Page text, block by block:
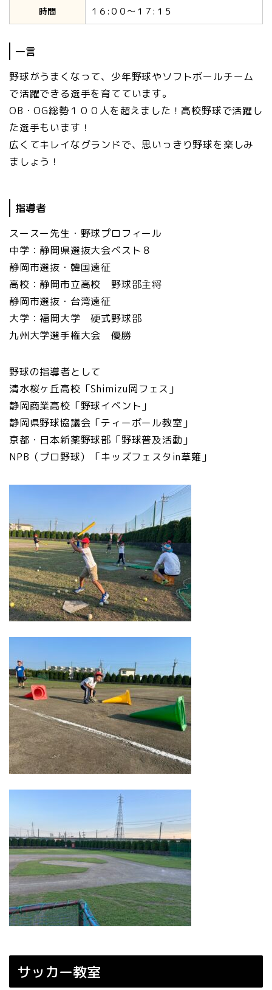
時間 １６:００～１７:１５
一言
野球がうまくなって、少年野球やソフトボールチーム
で活躍できる選手を育てています。
OB・OG総勢１００人を超えました！高校野球で活躍し
た選手もいます！
広くてキレイなグランドで、思いっきり野球を楽しみ
ましょう！
指導者
スースー先生・野球プロフィール
中学：静岡県選抜大会ベスト８
静岡市選抜・韓国遠征
高校：静岡市立高校 野球部主将
静岡市選抜・台湾遠征
大学：福岡大学 硬式野球部
九州大学選手権大会 優勝
野球の指導者として
清水桜ヶ丘高校「Shimizu岡フェス」
静岡商業高校「野球イベント」
静岡県野球協議会「ティーボール教室」
京都・日本新薬野球部「野球普及活動」
NPB（プロ野球）「キッズフェスタin草薙」
サッカー教室